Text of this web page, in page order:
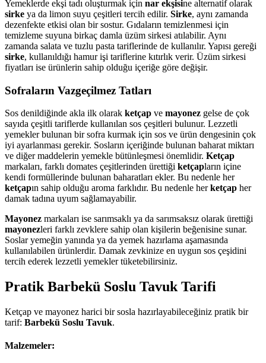
Yemeklerde ekşi tadı oluşturmak için nar ekşisine alternatif olarak
sirke ya da limon suyu çeşitleri tercih edilir. Sirke, aynı zamanda
dezenfekte etkisi olan bir sostur. Gıdaların temizlenmesi için
temizleme suyuna birkaç damla üzüm sirkesi atılabilir. Aynı
zamanda salata ve tuzlu pasta tariflerinde de kullanılır. Yapısı gereği
sirke, kullanıldığı hamur işi tariflerine kıtırlık verir. Üzüm sirkesi
fiyatları ise ürünlerin sahip olduğu içeriğe göre değişir.
Sofraların Vazgeçilmez Tatları
Sos denildiğinde akla ilk olarak ketçap ve mayonez gelse de çok
sayıda çeşitli tariflerde kullanılan sos çeşitleri bulunur. Lezzetli
yemekler bulunan bir sofra kurmak için sos ve ürün dengesinin çok
iyi ayarlanması gerekir. Sosların içeriğinde bulunan baharat miktarı
ve diğer maddelerin yemekle bütünleşmesi önemlidir. Ketçap
markaları, farklı domates çeşitlerinden ürettiği ketçapların içine
kendi formüllerinde bulunan baharatları ekler. Bu nedenle her
ketçapın sahip olduğu aroma farklıdır. Bu nedenle herketçap her
damak tadına uyum sağlamayabilir.
Mayonez markaları ise sarımsaklı ya da sarımsaksız olarak ürettiği
mayonezleri farklı zevklere sahip olan kişilerin beğenisine sunar.
Soslar yemeğin yanında ya da yemek hazırlama aşamasında
kullanılabilen ürünlerdir. Damak zevkinize en uygun sos çeşidini
tercih ederek lezzetli yemekler tüketebilirsiniz.
Pratik Barbekü Soslu Tavuk Tarifi
Ketçap ve mayonez harici bir sosla hazırlayabileceğiniz pratik bir
tarif: Barbekü Soslu Tavuk.
Malzemeler: